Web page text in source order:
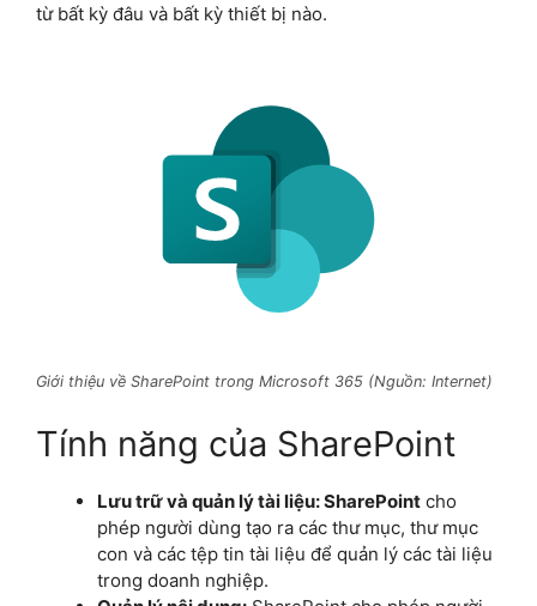
từ bất kỳ đâu và bất kỳ thiết bị nào.
Giới thiệu về SharePoint trong Microsoft 365 (Nguồn: Internet)
Tính năng của SharePoint
Lưu trữ và quản lý tài liệu: SharePoint cho
phép người dùng tạo ra các thư mục, thư mục
con và các tệp tin tài liệu để quản lý các tài liệu
trong doanh nghiệp.